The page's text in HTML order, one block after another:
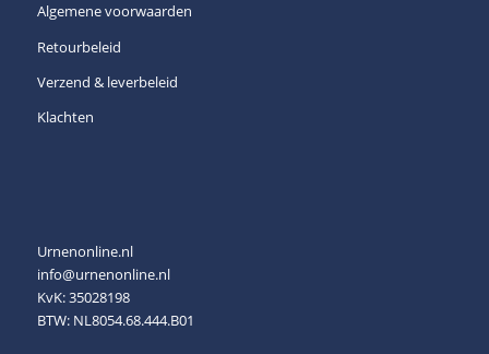
Algemene voorwaarden
Retourbeleid
Verzend & leverbeleid
Klachten
Urnenonline.nl
info@urnenonline.nl
KvK: 35028198
BTW: NL8054.68.444.B01